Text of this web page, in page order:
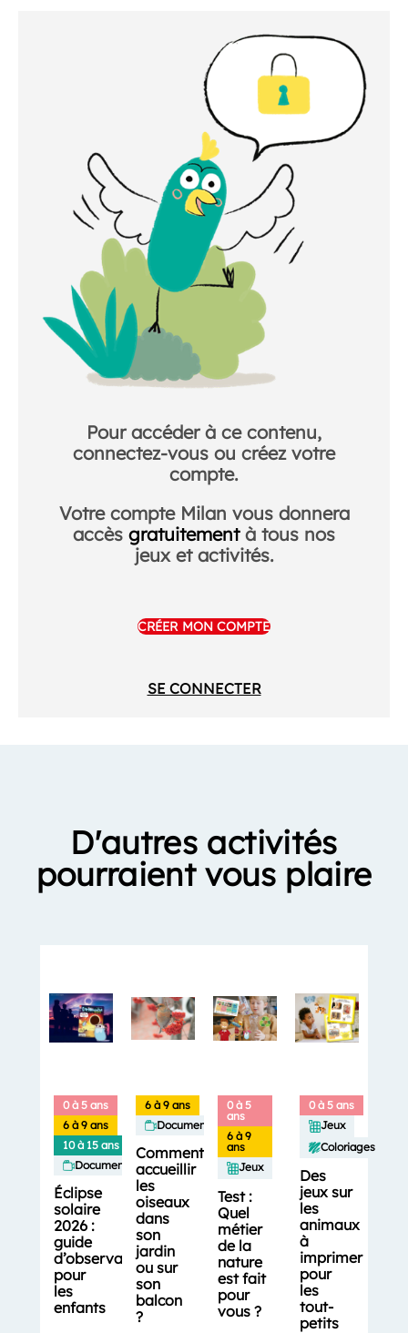
Pour accéder à ce contenu,
connectez-vous ou créez votre
compte.
Votre compte Milan vous donnera
accès gratuitementà tous nos
jeux et activités.
CRÉER MON COMPTE
SE CONNECTER
D'autres activités
pourraient vous plaire
0 à 5 ans
6 à 9 ans
10 à 15 ans
Documentaires
Éclipse
solaire
2026 :
guide
d’observation
pour
les
enfants
6 à 9 ans
Documentaires
Comment
accueillir
les
oiseaux
dans
son
jardin
ou sur
son
balcon
?
0 à 5
ans
6 à 9
ans
Jeux
Test :
Quel
métier
de la
nature
est fait
pour
vous ?
0 à 5 ans
Jeux
Coloriages
Des
jeux sur
les
animaux
à
imprimer
pour
les
tout-
petits